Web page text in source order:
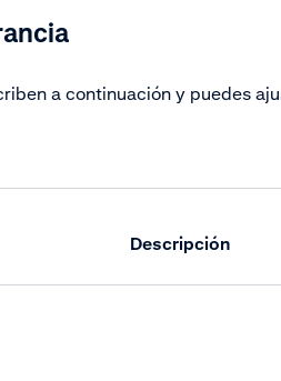
a continuación y puedes
Descripción